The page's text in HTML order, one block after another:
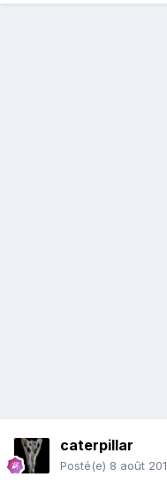
caterpillar
Posté(e) 8 août